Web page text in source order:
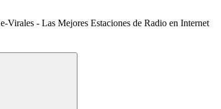
e-Virales - Las Mejores Estaciones de Radio en Internet